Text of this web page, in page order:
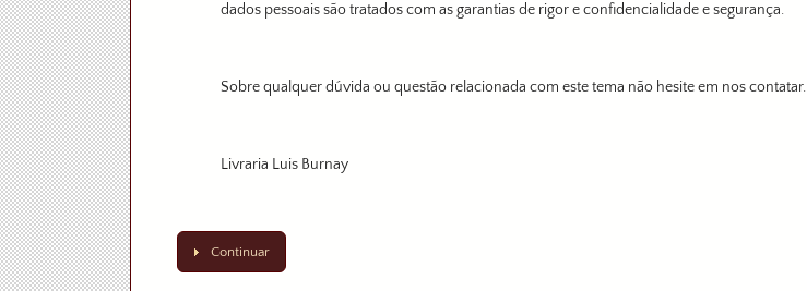
dados pessoais são tratados com as garantias de rigor e confidencialidade e segurança.
Sobre qualquer dúvida ou questão relacionada com este tema não hesite em nos contatar.
Livraria Luis Burnay
Continuar